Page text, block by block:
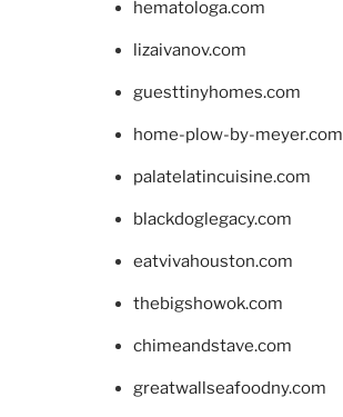
hematologa.com
lizaivanov.com
guesttinyhomes.com
home-plow-by-meyer.com
palatelatincuisine.com
blackdoglegacy.com
eatvivahouston.com
thebigshowok.com
chimeandstave.com
greatwallseafoodny.com